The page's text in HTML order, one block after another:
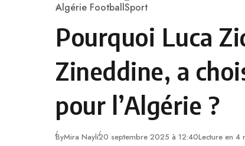
Category
Algérie FootballSport
Pourquoi Luca
Zineddine, a
pour l’Algérie ?
ByMira Nayli20 septembre 2025 à 12:40Lecture en 4